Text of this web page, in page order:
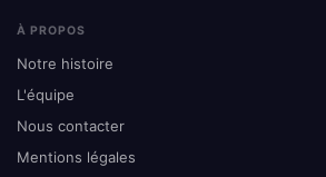
À PROPOS
Notre histoire
L'équipe
Nous contacter
Mentions légales